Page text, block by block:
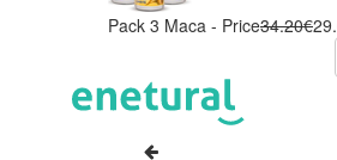
Pack 3 Maca - Price34.20€